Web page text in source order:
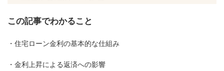
この記事でわかること
・住宅ローン金利の基本的な仕組み
・金利上昇による返済への影響